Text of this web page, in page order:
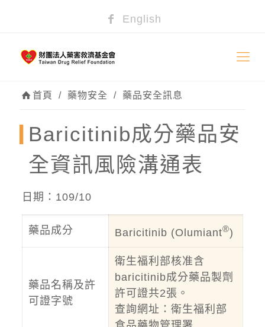
English
首頁 / 藥物安全 / 藥品安全訊息
Baricitinib成分藥品安
全資訊風險溝通表
日期：109/10
藥品成分 Baricitinib (Olumiant®)
藥品名稱及許
可證字號
衛生福利部核准含
baricitinib成分藥品製劑
許可證共2張。
查詢網址： 衛生福利部